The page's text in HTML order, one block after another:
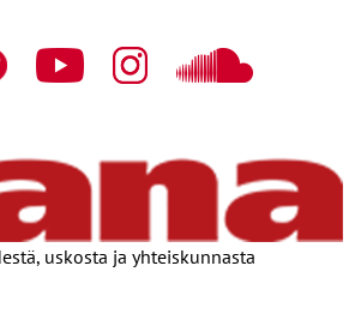
uskosta ja yhteiskunnasta